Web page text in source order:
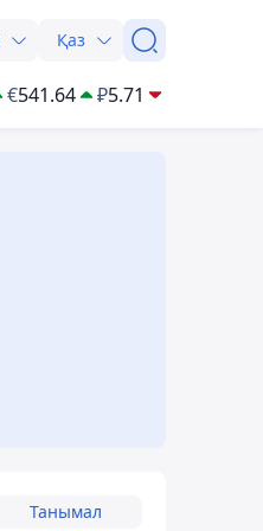
Қаз
€541.64 ₽5.71
Танымал